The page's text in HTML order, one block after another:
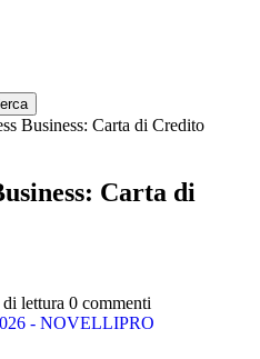
Business: Carta di Credito
Carta di
lettura 0 commenti